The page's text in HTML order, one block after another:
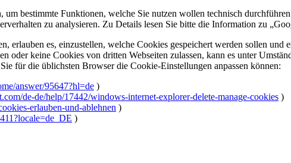
um bestimmte Funktionen, welche Sie nutzen wollen technisch
zu analysieren. Zu Details lesen Sie bitte die Information zu
erlauben es, einzustellen, welche Cookies gespeichert werden sollen
oder keine Cookies von dritten Webseiten zulassen, kann es unter
für die üblichsten Browser die Cookie-Einstellungen anpassen können:
answer/95647?hl=de )
de-de/help/17442/windows-internet-explorer-delete-manage-cookies )
erlauben-und-ablehnen )
)